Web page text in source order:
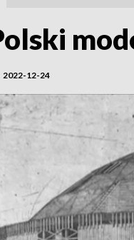
2022-12-24